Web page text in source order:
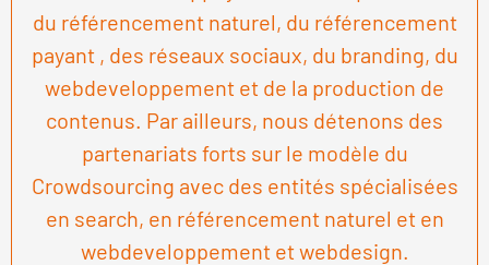
du référencement naturel, du référencement
payant , des réseaux sociaux, du branding, du
webdeveloppement et de la production de
contenus. Par ailleurs, nous détenons des
partenariats forts sur le modèle du
Crowdsourcing avec des entités spécialisées
en search, en référencement naturel et en
webdeveloppement et webdesign.